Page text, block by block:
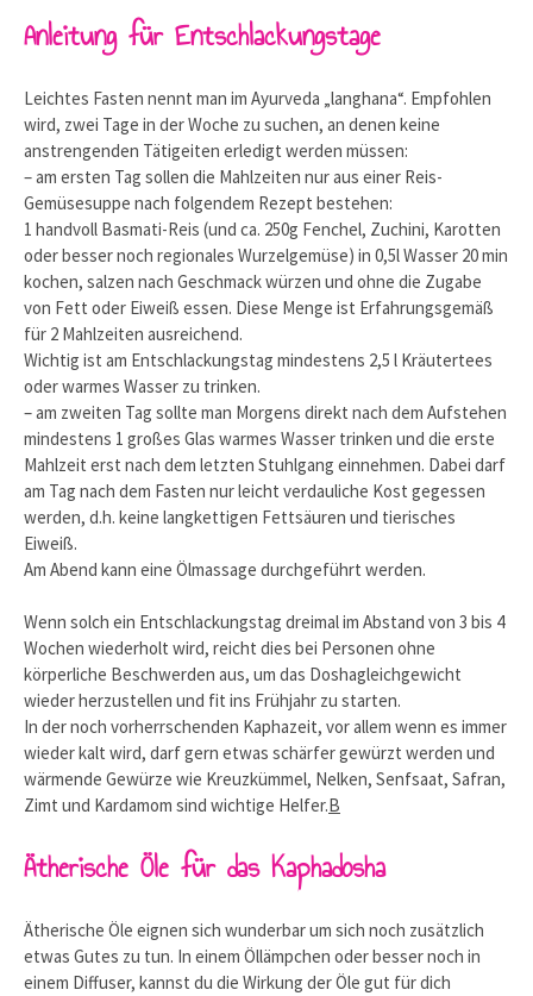
Anleitung für Entschlackungstage
Leichtes Fasten nennt man im Ayurveda „langhana“. Empfohlen
wird, zwei Tage in der Woche zu suchen, an denen keine
anstrengenden Tätigeiten erledigt werden müssen:
– am ersten Tag sollen die Mahlzeiten nur aus einer Reis-
Gemüsesuppe nach folgendem Rezept bestehen:
1 handvoll Basmati-Reis (und ca. 250g Fenchel, Zuchini, Karotten
oder besser noch regionales Wurzelgemüse) in 0,5l Wasser 20 min
kochen, salzen nach Geschmack würzen und ohne die Zugabe
von Fett oder Eiweiß essen. Diese Menge ist Erfahrungsgemäß
für 2 Mahlzeiten ausreichend.
Wichtig ist am Entschlackungstag mindestens 2,5 l Kräutertees
oder warmes Wasser zu trinken.
– am zweiten Tag sollte man Morgens direkt nach dem Aufstehen
mindestens 1 großes Glas warmes Wasser trinken und die erste
Mahlzeit erst nach dem letzten Stuhlgang einnehmen. Dabei darf
am Tag nach dem Fasten nur leicht verdauliche Kost gegessen
werden, d.h. keine langkettigen Fettsäuren und tierisches
Eiweiß.
Am Abend kann eine Ölmassage durchgeführt werden.
Wenn solch ein Entschlackungstag dreimal im Abstand von 3 bis 4
Wochen wiederholt wird, reicht dies bei Personen ohne
körperliche Beschwerden aus, um das Doshagleichgewicht
wieder herzustellen und fit ins Frühjahr zu starten.
In der noch vorherrschenden Kaphazeit, vor allem wenn es immer
wieder kalt wird, darf gern etwas schärfer gewürzt werden und
wärmende Gewürze wie Kreuzkümmel, Nelken, Senfsaat, Safran,
Zimt und Kardamom sind wichtige Helfer.B
Ätherische Öle für das Kaphadosha
Ätherische Öle eignen sich wunderbar um sich noch zusätzlich
etwas Gutes zu tun. In einem Öllämpchen oder besser noch in
einem Diffuser, kannst du die Wirkung der Öle gut für dich